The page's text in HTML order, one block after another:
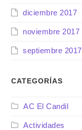
diciembre 2017
noviembre 2017
septiembre 2017
CATEGORÍAS
AC El Candil
Actividades